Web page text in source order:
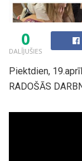
0
DALĪJUŠIES
Piektdien,
RADOŠĀS